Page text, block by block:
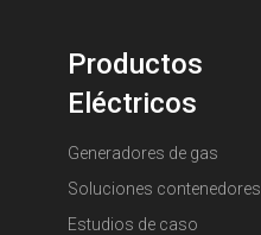
Productos
Eléctricos
Generadores de gas
Soluciones contenedores
Estudios de caso